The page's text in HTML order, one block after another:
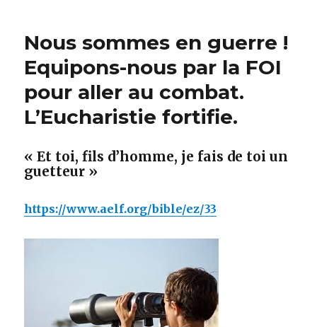
Nous sommes en guerre !
Equipons-nous par la FOI
pour aller au combat.
L’Eucharistie fortifie.
« Et toi, fils d’homme, je fais de toi un
guetteur »
https://www.aelf.org/bible/ez/33